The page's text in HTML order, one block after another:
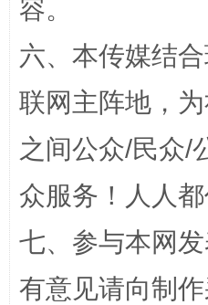
“蜀中异人”王建安的艺
容。
六、本传媒结
联网主阵地，
之间公众/民众/
众服务！人人都
七、参与本网
有意见请向制